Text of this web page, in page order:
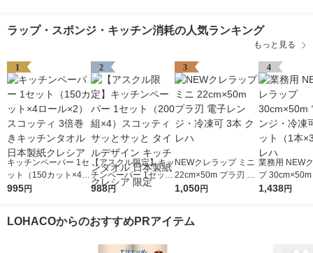
ラップ・スポンジ・キッチン消耗の人気ランキング
もっと見る
1
キッチンペーパー 1セ
ット（150カット×4ロ
ール×2） スコッティ
995円
2
【アスクル限定】キッ
チンペーパー 1セット
（200組×4）スコッテ
タオル 日本製紙クレ
988円
3
NEWクレラップ ミニ
22cm×50m プラ刃 電
子レンジ・冷凍可 3本
1,050円
4
業務用 NEW
プ
ンジ・冷凍可
1,438円
LOHACOからのおすすめPRアイテム